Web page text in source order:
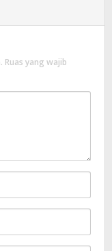
Ruas yang wajib